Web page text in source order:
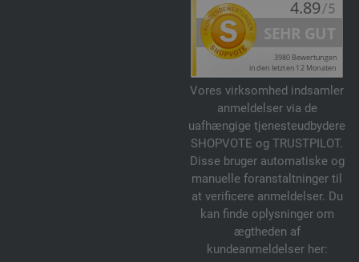
Vores virksomhed indsamler
anmeldelser via de
uafhængige tjenesteudbydere
SHOPVOTE og TRUSTPILOT.
Disse bruger automatiske og
manuelle foranstaltninger til
at verificere anmeldelser. Du
kan finde oplysninger om
ægtheden af
kundeanmeldelser her: